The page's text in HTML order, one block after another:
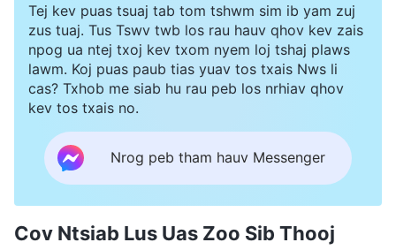
Tej kev puas tsuaj tab tom tshwm sim ib yam zuj
zus tuaj. Tus Tswv twb los rau hauv qhov kev zais
npog ua ntej txoj kev txom nyem loj tshaj plaws
lawm. Koj puas paub tias yuav tos txais Nws li
cas? Txhob me siab hu rau peb los nrhiav qhov
kev tos txais no.
Nrog peb tham hauv Messenger
Cov Ntsiab Lus Uas Zoo Sib Thooj